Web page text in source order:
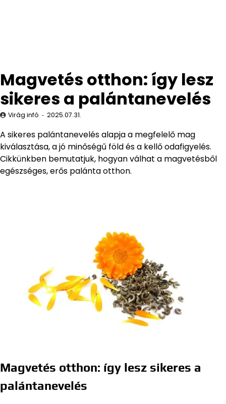
Magvetés otthon: így lesz
sikeres a palántanevelés
Virág infó 2025.07.31.
A sikeres palántanevelés alapja a megfelelő mag
kiválasztása, a jó minőségű föld és a kellő odafigyelés.
Cikkünkben bemutatjuk, hogyan válhat a magvetésből
egészséges, erős palánta otthon.
Magvetés otthon: így lesz sikeres a
palántanevelés